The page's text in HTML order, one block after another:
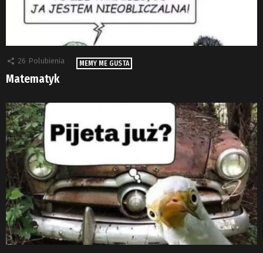
26 Polubienia MEMY ME GUSTA
Matematyk